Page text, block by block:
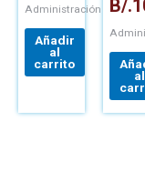
Administración
Añadir
al
carrito
B/.
al